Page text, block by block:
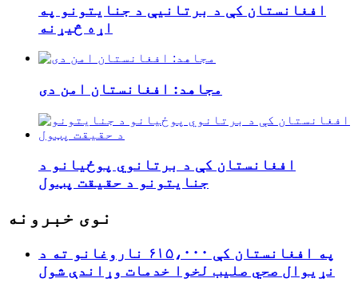
افغانستان کې د برتانیې د جنایتونو په
اړه څیړنه
مجاهد: افغانستان امن دی
افغانستان کې د برتانوي پوځیانو د
جنایتونو د حقیقت پټول
نوی خبرونه
په افغانستان کې ۶۱۵،۰۰۰ ناروغانو ته د
نړيوال صحي صلیب لخوا خدمات وړاندې شول